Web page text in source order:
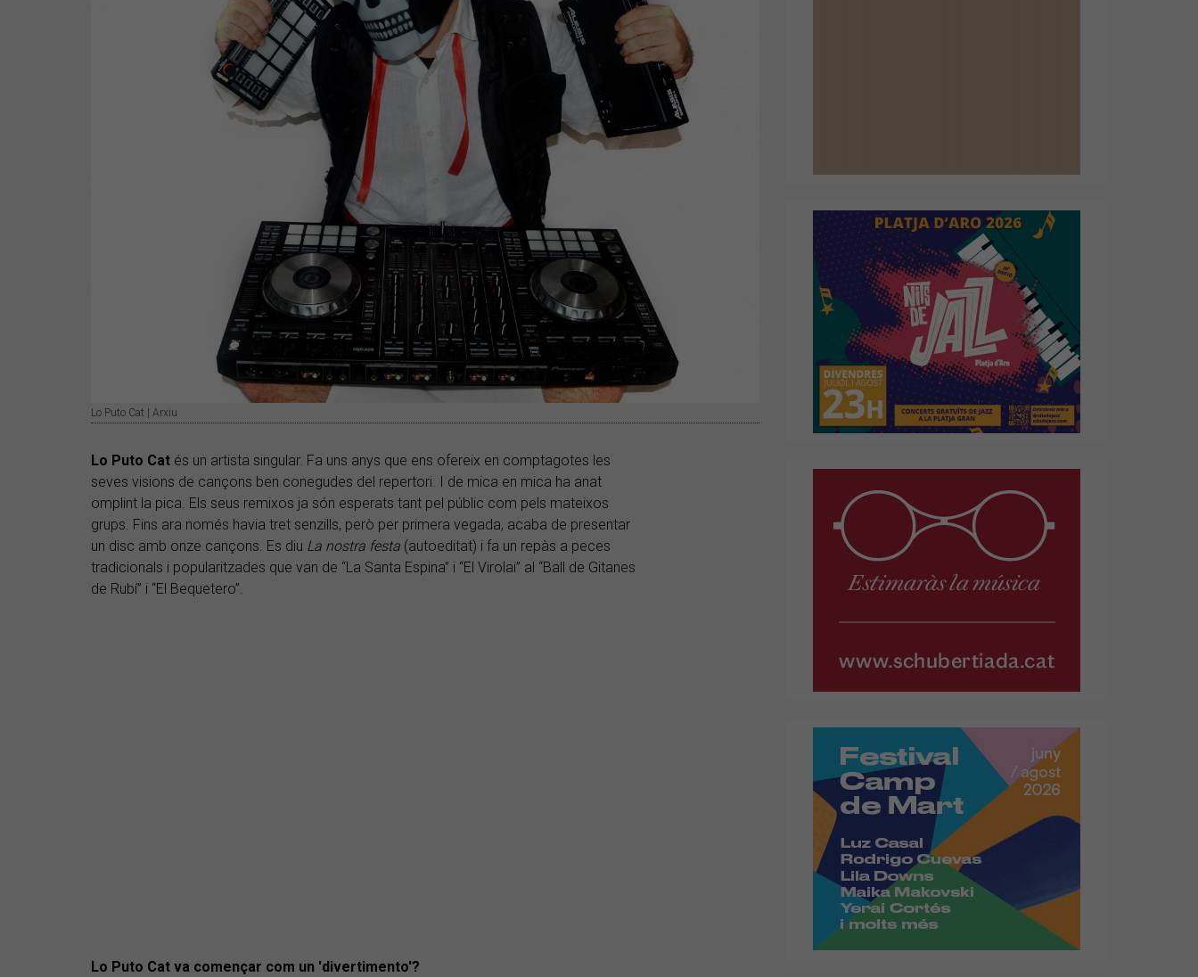
Lo Puto Cat | Arxiu
Lo Puto Cat és un artista singular. Fa uns anys que ens ofereix en comptagotes les
seves visions de cançons ben conegudes del repertori. I de mica en mica ha anat
omplint la pica. Els seus remixos ja són esperats tant pel públic com pels mateixos
grups. Fins ara només havia tret senzills, però per primera vegada, acaba de presentar
un disc amb onze cançons. Es diu La nostra festa (autoeditat) i fa un repàs a peces
tradicionals i popularitzades que van de “La Santa Espina” i “El Virolai” al “Ball de Gitanes
de Rubí” i “El Bequetero”.
Lo Puto Cat va començar com un 'divertimento'?